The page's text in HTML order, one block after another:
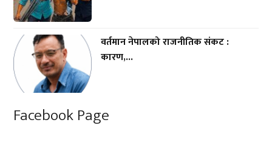
वर्तमान नेपालको राजनीतिक संकट :
कारण,...
Facebook Page